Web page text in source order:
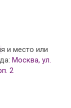
и место или
Москва, ул.
2